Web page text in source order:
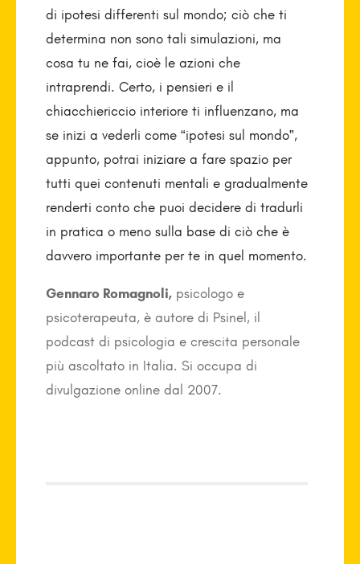
di ipotesi differenti sul mondo; ciò che ti
determina non sono tali simulazioni, ma
cosa tu ne fai, cioè le azioni che
intraprendi. Certo, i pensieri e il
chiacchiericcio interiore ti influenzano, ma
se inizi a vederli come “ipotesi sul mondo”,
appunto, potrai iniziare a fare spazio per
tutti quei contenuti mentali e gradualmente
renderti conto che puoi decidere di tradurli
in pratica o meno sulla base di ciò che è
davvero importante per te in quel momento.
Gennaro Romagnoli,psicologo e
psicoterapeuta, è autore di Psinel, il
podcast di psicologia e crescita personale
più ascoltato in Italia. Si occupa di
divulgazione online dal 2007.